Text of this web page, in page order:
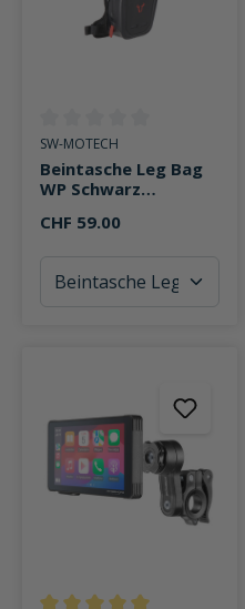
Durchschnittliche
SW-MOTECH
Beintasche Leg Bag
WP Schwarz
CHF 59.00